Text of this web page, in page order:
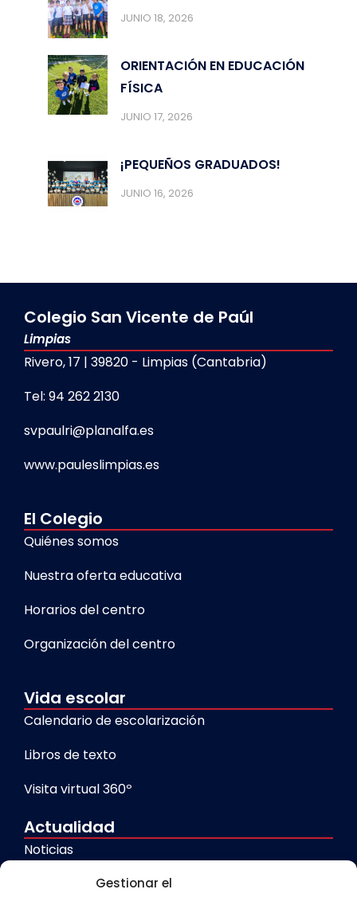
Gestionar el
JUNIO 18, 2026
ORIENTACIÓN EN EDUCACIÓN
FÍSICA
JUNIO 17, 2026
¡PEQUEÑOS GRADUADOS!
JUNIO 16, 2026
Colegio San Vicente de Paúl
Limpias
Rivero, 17 | 39820 - Limpias (Cantabria)
Tel: 94 262 2130
svpaulri@planalfa.es
www.pauleslimpias.es
El Colegio
Quiénes somos
Nuestra oferta educativa
Horarios del centro
Organización del centro
Vida escolar
Calendario de escolarización
Libros de texto
Visita virtual 360º
Actualidad
Noticias